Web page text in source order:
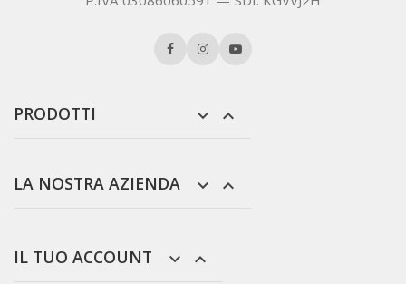
PRODOTTI  
LA NOSTRA AZIENDA  
IL TUO ACCOUNT  